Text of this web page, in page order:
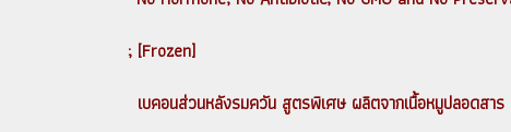
; [Frozen]
เบคอนส่วนหลังรมควัน สูตรพิเศษ ผลิตจากเนื้อหมูปลอดสา